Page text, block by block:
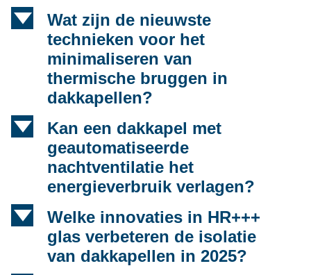
d
Wat zijn de nieuwste
technieken voor het
minimaliseren van
thermische bruggen in
dakkapellen?
d
Kan een dakkapel met
geautomatiseerde
nachtventilatie het
energieverbruik verlagen?
d
Welke innovaties in HR+++
glas verbeteren de isolatie
van dakkapellen in 2025?